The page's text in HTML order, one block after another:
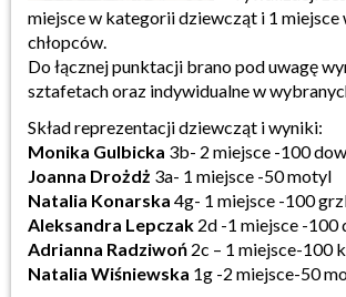
miejsce w kategorii dziewcząt i 1
chłopców.
Do łącznej punktacji brano pod uwagę
sztafetach oraz indywidualne w
Skład reprezentacji dziewcząt i wyniki:
Monika Gulbicka 3b- 2 miejsce -100
Joanna Drożdż 3a- 1 miejsce -50 motyl
Natalia Konarska 4g- 1 miejsce -100
Aleksandra Lepczak 2d -1 miejsce -100
Adrianna Radziwoń 2c – 1 miejsce-100
Natalia Wiśniewska 1g -2 miejsce-50